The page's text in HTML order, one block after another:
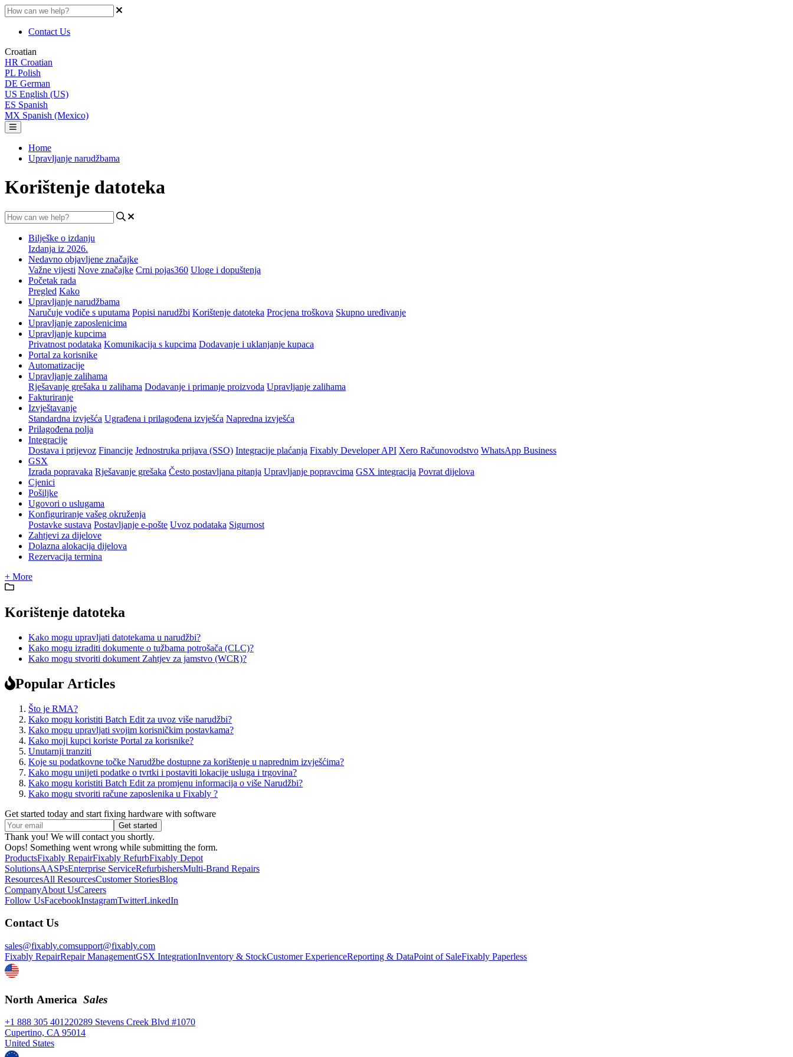
Contact Us
Croatian
HR Croatian
PL Polish
DE German
US English (US)
ES Spanish
MX Spanish (Mexico)
Home
Upravljanje narudžbama
Korištenje datoteka
Bilješke o izdanju
Izdanja iz 2026.
Nedavno objavljene značajke
Važne vijesti Nove značajke Crni pojas360 Uloge i dopuštenja
Početak rada
Pregled Kako
Upravljanje narudžbama
Naručuje vodiče s uputama Popisi narudžbi Korištenje datoteka Procjena troškova Skupno uređivanje
Upravljanje zaposlenicima
Upravljanje kupcima
Privatnost podataka Komunikacija s kupcima Dodavanje i uklanjanje kupaca
Portal za korisnike
Automatizacije
Upravljanje zalihama
Rješavanje grešaka u zalihama Dodavanje i primanje proizvoda Upravljanje zalihama
Fakturiranje
Izvještavanje
Standardna izvješća Ugrađena i prilagođena izvješća Napredna izvješća
Prilagođena polja
Integracije
Dostava i prijevoz Financije Jednostruka prijava (SSO) Integracije plaćanja Fixably Developer API Xero Računovodstvo WhatsApp Business
GSX
Izrada popravaka Rješavanje grešaka Često postavljana pitanja Upravljanje popravcima GSX integracija Povrat dijelova
Cjenici
Pošiljke
Ugovori o uslugama
Konfiguriranje vašeg okruženja
Postavke sustava Postavljanje e-pošte Uvoz podataka Sigurnost
Zahtjevi za dijelove
Dolazna alokacija dijelova
Rezervacija termina
+ More
Korištenje datoteka
Kako mogu upravljati datotekama u narudžbi?
Kako mogu izraditi dokumente o tužbama potrošača (CLC)?
Kako mogu stvoriti dokument Zahtjev za jamstvo (WCR)?
Popular Articles
Što je RMA?
Kako mogu koristiti Batch Edit za uvoz više narudžbi?
Kako mogu upravljati svojim korisničkim postavkama?
Kako moji kupci koriste Portal za korisnike?
Unutarnji tranziti
Koje su podatkovne točke Narudžbe dostupne za korištenje u naprednim izvješćima?
Kako mogu unijeti podatke o tvrtki i postaviti lokacije usluga i trgovina?
Kako mogu koristiti Batch Edit za promjenu informacija o više Narudžbi?
Kako mogu stvoriti račune zaposlenika u Fixably ?
Get started today and start fixing hardware with software
Thank you! We will contact you shortly.
Oops! Something went wrong while submitting the form.
ProductsFixably RepairFixably RefurbFixably Depot
SolutionsAASPsEnterprise ServiceRefurbishersMulti-Brand Repairs
ResourcesAll ResourcesCustomer StoriesBlog
CompanyAbout UsCareers
Follow UsFacebookInstagramTwitterLinkedIn
Contact Us
sales@fixably.comsupport@fixably.com
Fixably RepairRepair ManagementGSX IntegrationInventory & StockCustomer ExperienceReporting & DataPoint of SaleFixably Paperless
North America Sales
+1 888 305 401220289 Stevens Creek Blvd #1070
Cupertino, CA 95014
United States